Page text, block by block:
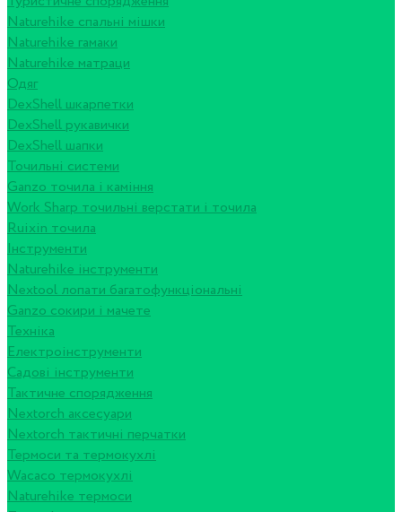
Naturehike спальні мішки
Naturehike гамаки
Naturehike матраци
Одяг
DexShell шкарпетки
DexShell рукавички
DexShell шапки
Точильні системи
Ganzo точила і каміння
Work Sharp точильні верстати і точила
Ruixin точила
Інструменти
Naturehike інструменти
Nextool лопати багатофункціональні
Ganzo сокири і мачете
Техніка
Електроінструменти
Садові інструменти
Тактичне спорядження
Nextorch аксесуари
Nextorch тактичні перчатки
Термоси та термокухлі
Wacaco термокухлі
Naturehike термоси